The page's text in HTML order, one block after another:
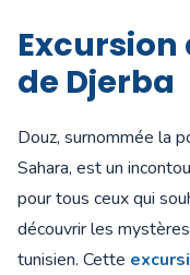
Excursion
de Djerba
Douz, surnommée la
Sahara, est un
pour tous ceux qui
découvrir les
tunisien. Cette